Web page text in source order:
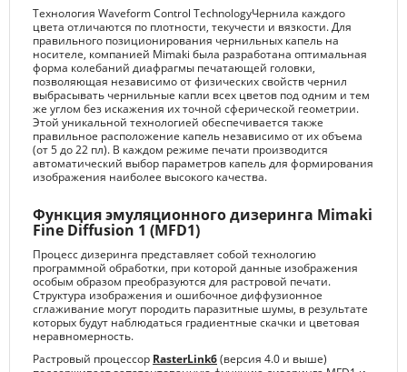
Технология Waveform Control TechnologyЧернила каждого
цвета отличаются по плотности, текучести и вязкости. Для
правильного позиционирования чернильных капель на
носителе, компанией Mimaki была разработана оптимальная
форма колебаний диафрагмы печатающей головки,
позволяющая независимо от физических свойств чернил
выбрасывать чернильные капли всех цветов под одним и тем
же углом без искажения их точной сферической геометрии.
Этой уникальной технологией обеспечивается также
правильное расположение капель независимо от их объема
(от 5 до 22 пл). В каждом режиме печати производится
автоматический выбор параметров капель для формирования
изображения наиболее высокого качества.
Функция эмуляционного дизеринга Mimaki
Fine Diffusion 1 (MFD1)
Процесс дизеринга представляет собой технологию
программной обработки, при которой данные изображения
особым образом преобразуются для растровой печати.
Структура изображения и ошибочное диффузионное
сглаживание могут породить паразитные шумы, в результате
которых будут наблюдаться градиентные скачки и цветовая
неравномерность.
Растровый процессор RasterLink6(версия 4.0 и выше)